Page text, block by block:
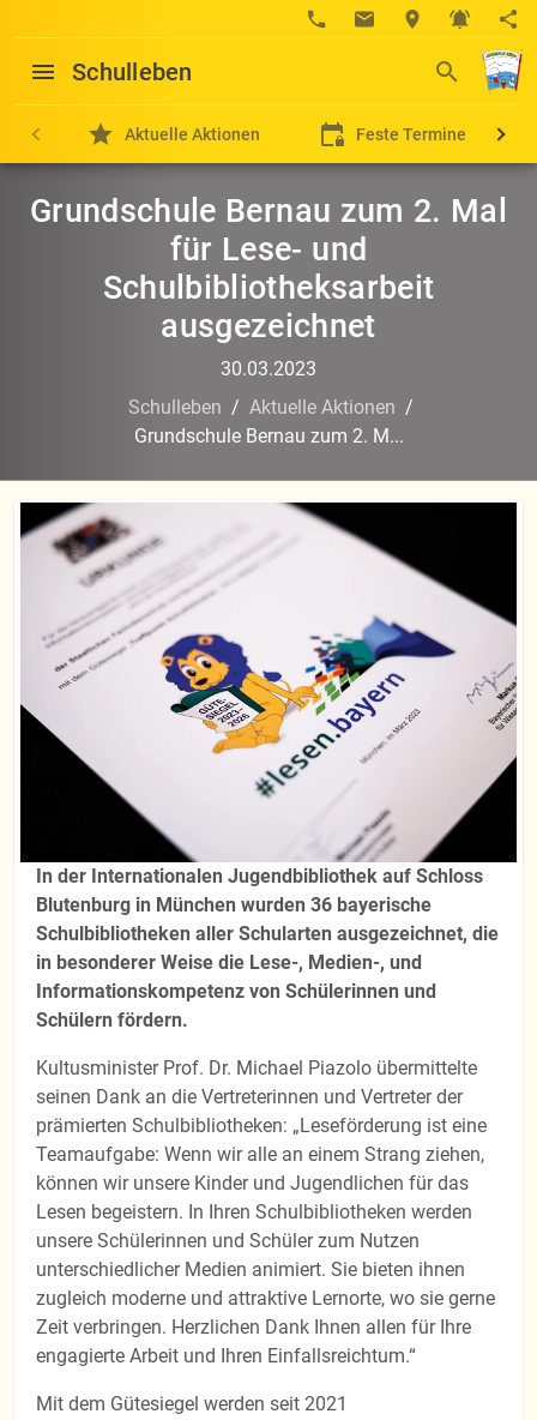
Schulleben
Aktuelle Aktionen Feste Termine
Grundschule Bernau zum 2. Mal
für Lese- und
Schulbibliotheksarbeit
ausgezeichnet
30.03.2023
Schulleben / Aktuelle Aktionen /
Grundschule Bernau zum 2. M...
In der Internationalen Jugendbibliothek auf Schloss
Blutenburg in München wurden 36 bayerische
Schulbibliotheken aller Schularten ausgezeichnet, die
in besonderer Weise die Lese-, Medien-, und
Informationskompetenz von Schülerinnen und
Schülern fördern.
Kultusminister Prof. Dr. Michael Piazolo übermittelte
seinen Dank an die Vertreterinnen und Vertreter der
prämierten Schulbibliotheken: „Leseförderung ist eine
Teamaufgabe: Wenn wir alle an einem Strang ziehen,
können wir unsere Kinder und Jugendlichen für das
Lesen begeistern. In Ihren Schulbibliotheken werden
unsere Schülerinnen und Schüler zum Nutzen
unterschiedlicher Medien animiert. Sie bieten ihnen
zugleich moderne und attraktive Lernorte, wo sie gerne
Zeit verbringen. Herzlichen Dank Ihnen allen für Ihre
engagierte Arbeit und Ihren Einfallsreichtum.“
Mit dem Gütesiegel werden seit 2021